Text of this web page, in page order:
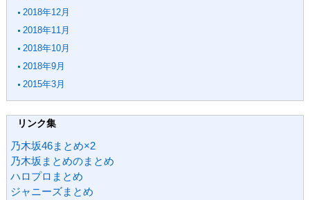
2018年12月
2018年11月
2018年10月
2018年9月
2015年3月
リンク集
乃木坂46まとめ×2
乃木坂まとめのまとめ
ハロプロまとめ
ジャニーズまとめ